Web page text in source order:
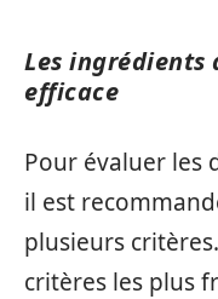
Les ingrédients
efficace
Pour évaluer les
il est
plusieurs
critères les plus